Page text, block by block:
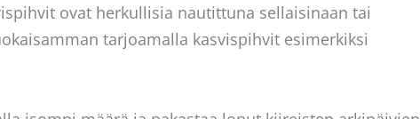
ovat herkullisia nautittuna sellaisinaan tai
tarjoamalla kasvispihvit esimerkiksi